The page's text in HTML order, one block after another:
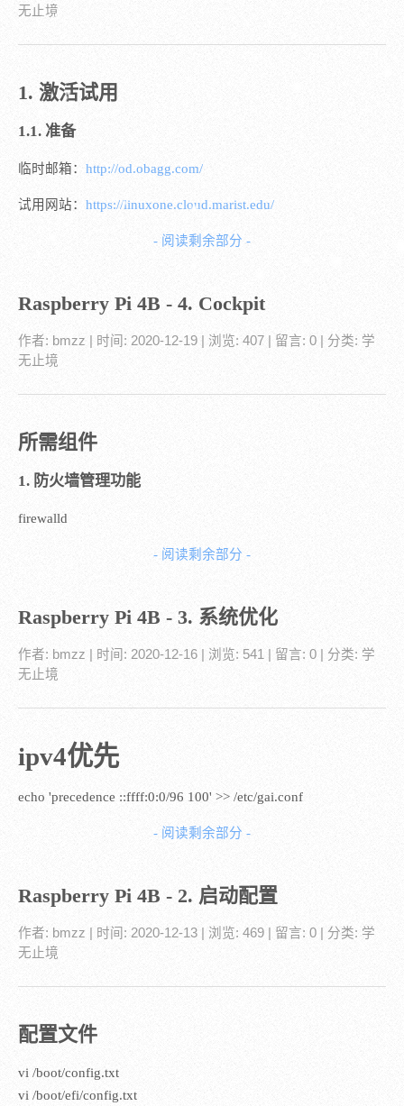
无止境
1. 激活试用
1.1. 准备
临时邮箱： http://od.obagg.com/
试用网站： https://linuxone.cloud.marist.edu/
- 阅读剩余部分 -
Raspberry Pi 4B - 4. Cockpit
作者: bmzz | 时间: 2020-12-19 | 浏览: 407 | 留言: 0 | 分类: 学
无止境
所需组件
1. 防火墙管理功能
firewalld
- 阅读剩余部分 -
Raspberry Pi 4B - 3. 系统优化
作者: bmzz | 时间: 2020-12-16 | 浏览: 541 | 留言: 0 | 分类: 学
无止境
ipv4优先
echo 'precedence ::ffff:0:0/96 100' >> /etc/gai.conf
- 阅读剩余部分 -
Raspberry Pi 4B - 2. 启动配置
作者: bmzz | 时间: 2020-12-13 | 浏览: 469 | 留言: 0 | 分类: 学
无止境
配置文件
vi /boot/config.txt
vi /boot/efi/config.txt